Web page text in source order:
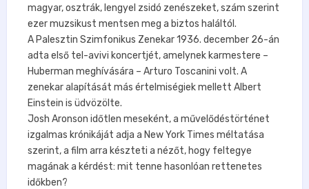
magyar, osztrák, lengyel zsidó zenészeket, szám szerint
ezer muzsikust mentsen meg a biztos haláltól.
A Palesztin Szimfonikus Zenekar 1936. december 26-án
adta első tel-avivi koncertjét, amelynek karmestere –
Huberman meghívására – Arturo Toscanini volt. A
zenekar alapítását más értelmiségiek mellett Albert
Einstein is üdvözölte.
Josh Aronson időtlen meseként, a művelődéstörténet
izgalmas krónikáját adja a New York Times méltatása
szerint, a film arra készteti a nézőt, hogy feltegye
magának a kérdést: mit tenne hasonlóan rettenetes
időkben?